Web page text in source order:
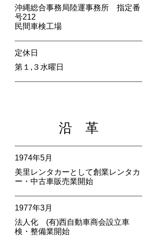
沖縄総合事務局陸運事務所 指定番
号212
民間車検工場
定休日
第１,３水曜日
​沿 革
1974年5月
美里レンタカーとして創業レンタカ
ー・中古車販売業開始
1977年3月
法人化 (有)西自動車商会設立車
検・整備業開始